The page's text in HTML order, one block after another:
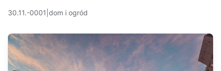
30.11.-0001 dom i ogród